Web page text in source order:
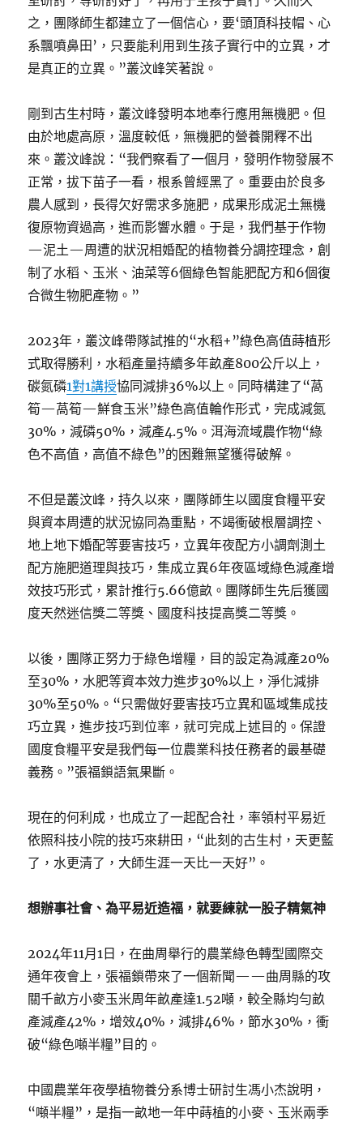
之，團隊師生都建立了一個信心，要‘頭頂科技帽、心
系飄噴鼻田’，只要能利用到生孩子實行中的立異，才
是真正的立異。”叢汶峰笑著說。
剛到古生村時，叢汶峰發明本地奉行應用無機肥。但
由於地處高原，溫度較低，無機肥的營養開釋不出
來。叢汶峰說：“我們察看了一個月，發明作物發展不
正常，拔下苗子一看，根系曾經黑了。重要由於良多
農人感到，長得欠好需求多施肥，成果形成泥土無機
復原物資過高，進而影響水體。于是，我們基于作物
—泥土—周遭的狀況相婚配的植物養分調控理念，創
制了水稻、玉米、油菜等6個綠色智能肥配方和6個復
合微生物肥產物。”
2023年，叢汶峰帶隊試推的“水稻+”綠色高值蒔植形
式取得勝利，水稻產量持續多年畝產800公斤以上，
碳氮磷1對1講授協同減排36%以上。同時構建了“萵
筍—萵筍—鮮食玉米”綠色高值輪作形式，完成減氮
30%，減磷50%，減產4.5%。洱海流域農作物“綠
色不高值，高值不綠色”的困難無望獲得破解。
不但是叢汶峰，持久以來，團隊師生以國度食糧平安
與資本周遭的狀況協同為重點，不竭衝破根層調控、
地上地下婚配等要害技巧，立異年夜配方小調劑測土
配方施肥道理與技巧，集成立異6年夜區域綠色減產增
效技巧形式，累計推行5.66億畝。團隊師生先后獲國
度天然迷信獎二等獎、國度科技提高獎二等獎。
以後，團隊正努力于綠色增糧，目的設定為減產20%
至30%，水肥等資本效力進步30%以上，淨化減排
30%至50%。“只需做好要害技巧立異和區域集成技
巧立異，進步技巧到位率，就可完成上述目的。保證
國度食糧平安是我們每一位農業科技任務者的最基礎
義務。”張福鎖語氣果斷。
現在的何利成，也成立了一起配合社，率領村平易近
依照科技小院的技巧來耕田，“此刻的古生村，天更藍
了，水更清了，大師生涯一天比一天好”。
想辦事社會、為平易近造福，就要練就一股子精氣神
2024年11月1日，在曲周舉行的農業綠色轉型國際交
通年夜會上，張福鎖帶來了一個新聞——曲周縣的攻
關千畝方小麥玉米周年畝產達1.52噸，較全縣均勻畝
產減產42%，增效40%，減排46%，節水30%，衝
破“綠色噸半糧”目的。
中國農業年夜學植物養分系博士研討生馮小杰說明，
“噸半糧”，是指一畝地一年中蒔植的小麥、玉米兩季